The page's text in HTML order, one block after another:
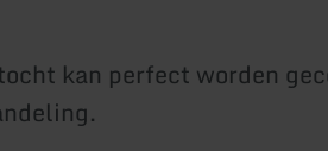
kan perfect worden